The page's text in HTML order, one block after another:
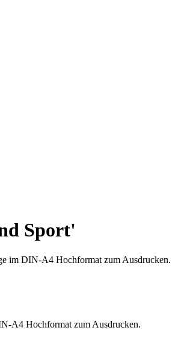
Sport'
A4 Hochformat zum Ausdrucken.